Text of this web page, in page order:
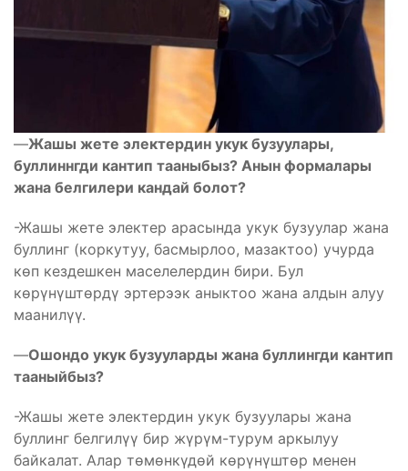
—Жашы жете электердин укук бузуулары,
буллиннгди кантип тааныбыз? Анын формалары
жана белгилери кандай болот?
-Жашы жете электер арасында укук бузуулар жана
буллинг (коркутуу, басмырлоо, мазактоо) учурда
көп кездешкен маселелердин бири. Бул
көрүнүштөрдү эртерээк аныктоо жана алдын алуу
маанилүү.
—Ошондо укук бузууларды жана буллингди кантип
тааныйбыз?
-Жашы жете электердин укук бузуулары жана
буллинг белгилүү бир жүрүм-турум аркылуу
байкалат. Алар төмөнкүдөй көрүнүштөр менен